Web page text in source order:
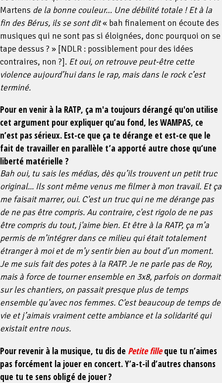
Martens de la bonne couleur… Une débilité totale ! Et à la
fin des Bérus, ils se sont dit« bah finalement on écoute des
musiques qui ne sont pas si éloignées, donc pourquoi on se
tape dessus ? » [NDLR : possiblement pour des idées
contraires, non ?]. Et oui, on retrouve peut-être cette
violence aujourd’hui dans le rap, mais dans le rock c’est
terminé.
Pour en venir à la RATP, ça m'a toujours dérangé qu'on utilise
cet argument pour expliquer qu’au fond, les WAMPAS, ce
n’est pas sérieux. Est-ce que ça te dérange et est-ce que le
fait de travailler en parallèle t’a apporté autre chose qu’une
liberté matérielle ?
Bah oui, tu sais les médias, dès qu’ils trouvent un petit truc
original... Ils sont même venus me filmer à mon travail. Et ça
me faisait marrer, oui. C'est un truc qui ne me dérange pas
de ne pas être compris. Au contraire, c'est rigolo de ne pas
être compris du tout, j'aime bien. Et être à la RATP, ça m’a
permis de m’intégrer dans ce milieu qui était totalement
étranger à moi et de m’y sentir bien au bout d’un moment.
Je me suis fait des potes à la RATP. Je ne parle pas de Roy,
mais à force de tourner ensemble en 3x8, parfois on dormait
sur les chantiers, on passait presque plus de temps
ensemble qu’avec nos femmes. C'est beaucoup de temps de
vie et j’aimais vraiment cette ambiance et la solidarité qui
existait entre nous.
Pour revenir à la musique, tu dis de Petite filleque tu n’aimes
pas forcément la jouer en concert. Y’a-t-il d’autres chansons
que tu te sens obligé de jouer ?